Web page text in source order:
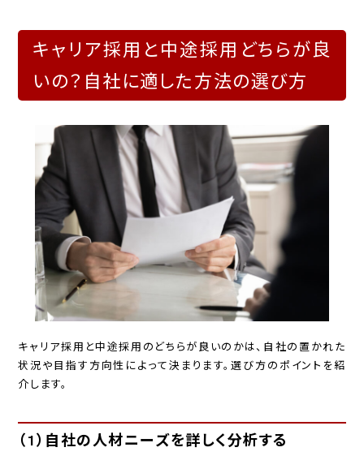
キャリア採用と中途採用どちらが良
いの？自社に適した方法の選び方
キャリア採用と中途採用のどちらが良いのかは、自社の置かれた
状況や目指す方向性によって決まります。選び方のポイントを紹
介します。
（1）自社の人材ニーズを詳しく分析する